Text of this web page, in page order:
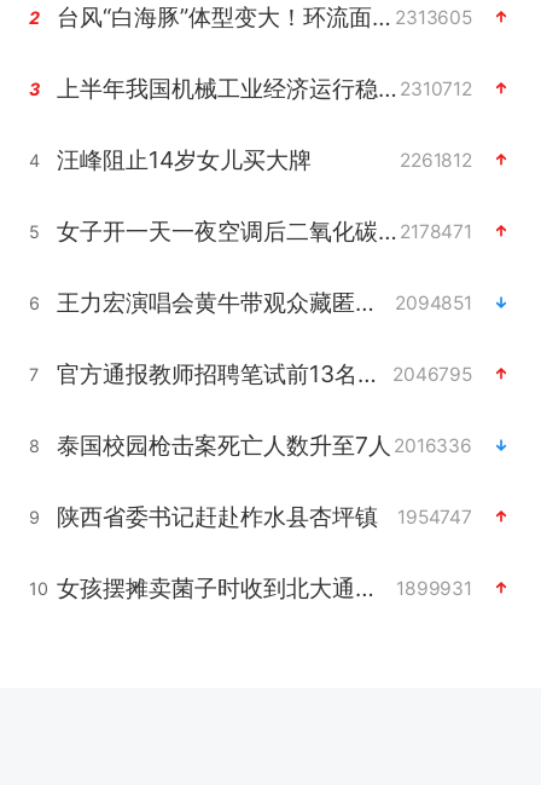
2 台风“白海豚”体型变大！环流面积接近13个浙江那么大 2313605
3 上半年我国机械工业经济运行稳中有进 2310712
4 汪峰阻止14岁女儿买大牌 2261812
5 女子开一天一夜空调后二氧化碳中毒 2178471
6 王力宏演唱会黄牛带观众藏匿被查获 2094851
7 官方通报教师招聘笔试前13名被淘汰 2046795
8 泰国校园枪击案死亡人数升至7人 2016336
9 陕西省委书记赶赴柞水县杏坪镇 1954747
10 女孩摆摊卖菌子时收到北大通知书 1899931